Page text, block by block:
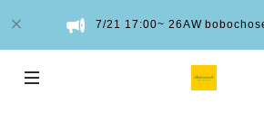
7/21 17:00~ 26AW